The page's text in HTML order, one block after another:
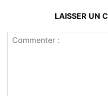
LAISSER UN